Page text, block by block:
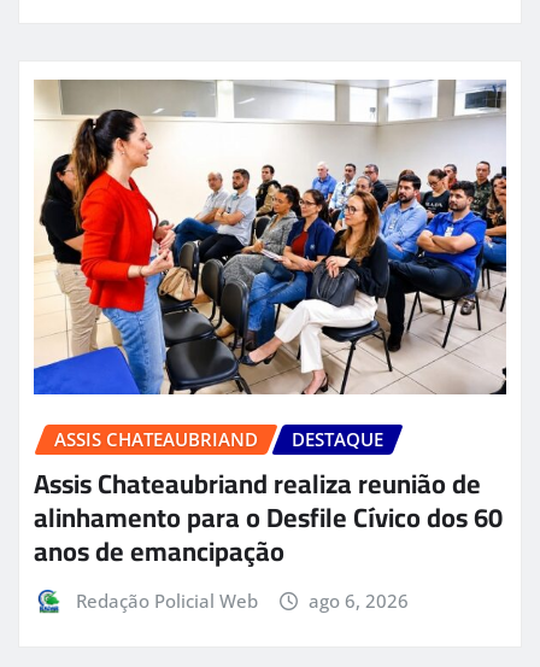
ASSIS CHATEAUBRIAND DESTAQUE
Assis Chateaubriand realiza reunião de
alinhamento para o Desfile Cívico dos 60
anos de emancipação
Redação Policial Web ago 6, 2026